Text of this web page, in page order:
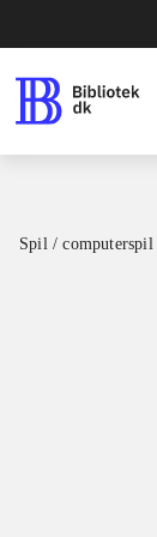
Spil / computerspil